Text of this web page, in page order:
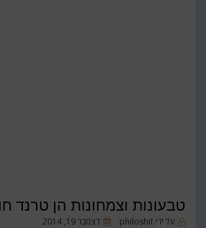
טבעונות וצמחונות הן טרנד
על ידי philoshit
פורסםדצמבר 19, 2014